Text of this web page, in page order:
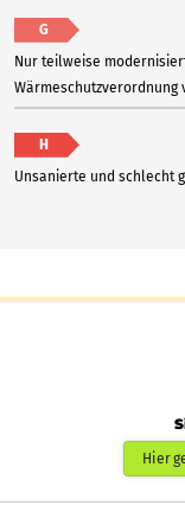
G
Nur teilweise
Wärmeschutzverordnung
H
Unsanierte und schlecht
Hier